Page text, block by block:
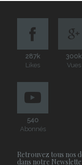
287k
Likes
300k
Vues
540
Abonnés
Retrouvez tous nos
dans notre